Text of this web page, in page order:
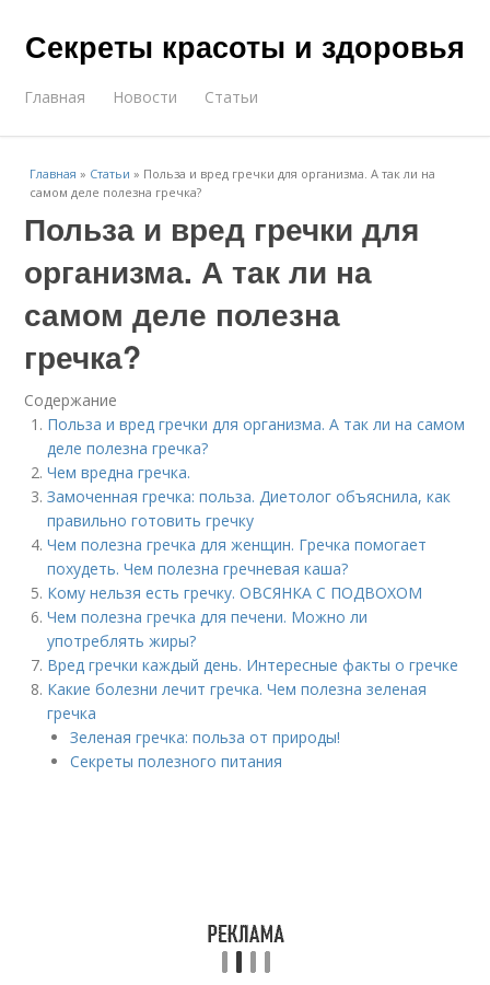
Секреты красоты и здоровья
Главная Новости Статьи
Главная » Статьи » Польза и вред гречки для организма. А так ли на
самом деле полезна гречка?
Польза и вред гречки для
организма. А так ли на
самом деле полезна
гречка?
Содержание
Польза и вред гречки для организма. А так ли на самом
деле полезна гречка?
Чем вредна гречка.
Замоченная гречка: польза. Диетолог объяснила, как
правильно готовить гречку
Чем полезна гречка для женщин. Гречка помогает
похудеть. Чем полезна гречневая каша?
Кому нельзя есть гречку. ОВСЯНКА С ПОДВОХОМ
Чем полезна гречка для печени. Можно ли
употреблять жиры?
Вред гречки каждый день. Интересные факты о гречке
Какие болезни лечит гречка. Чем полезна зеленая
гречка
Зеленая гречка: польза от природы!
Секреты полезного питания